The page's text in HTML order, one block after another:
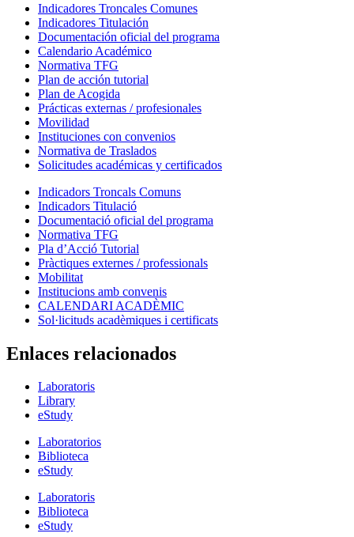
Indicadores Troncales Comunes
Indicadores Titulación
Documentación oficial del programa
Calendario Académico
Normativa TFG
Plan de acción tutorial
Plan de Acogida
Prácticas externas / profesionales
Movilidad
Instituciones con convenios
Normativa de Traslados
Solicitudes académicas y certificados
Indicadors Troncals Comuns
Indicadors Titulació
Documentació oficial del programa
Normativa TFG
Pla d’Acció Tutorial
Pràctiques externes / professionals
Mobilitat
Institucions amb convenis
CALENDARI ACADÈMIC
Sol·licituds acadèmiques i certificats
Enlaces relacionados
Laboratoris
Library
eStudy
Laboratorios
Biblioteca
eStudy
Laboratoris
Biblioteca
eStudy